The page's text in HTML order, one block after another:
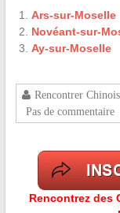
Ars-sur-Moselle
Novéant-sur-
Ay-sur-Moselle
Rencontrer
Pas de commentaire
Rencontrez des